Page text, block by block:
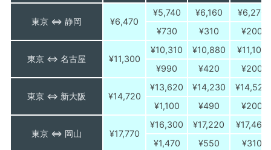
東京 ⇔ 静岡 ¥6,470
¥5,740 ¥6,160
¥6,270
¥730
¥310 ¥200
東京 ⇔ 名古屋 ¥11,300
¥10,310 ¥10,880
¥11,100
¥990
¥420 ¥200
東京 ⇔ 新大阪 ¥14,720
¥13,620 ¥14,230
¥14,520
¥1,100
¥490 ¥200
東京 ⇔ 岡山 ¥17,770
¥16,300 ¥17,220
¥17,460
¥1,470
¥550 ¥310